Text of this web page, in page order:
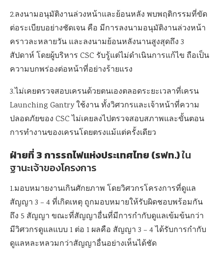
2.ลงนามอนุมัติงานล่วงหน้าและย้อนหลัง พบพฤติกรรมที่ขัด
ต่อระเบียบอย่างชัดเจน คือ มีการลงนามอนุมัติงานล่วงหน้า
คราวละหลายวัน และลงนามย้อนหลังนานสูงสุดถึง 3
สัปดาห์ โดยผู้บริหาร CSC รับรู้แต่ไม่ดำเนินการแก้ไข ถือเป็น
ความบกพร่องต่อหน้าที่อย่างร้ายแรง
3.ไม่เคยตรวจสอบเครนด้วยตนเองตลอดระยะเวลาที่เครน
Launching Gantry ใช้งาน ทั้งวิศวกรและเจ้าหน้าที่ความ
ปลอดภัยของ CSC ไม่เคยลงไปตรวจสอบสภาพและขั้นตอน
การทำงานของเครนโดยตรงแม้แต่ครั้งเดียว
ฝ่ายที่ 3 การรถไฟแห่งประเทศไทย (รฟท.)ใน
ฐานะเจ้าของโครงการ
1.มอบหมายงานเกินศักยภาพ โดยวิศวกรโครงการที่ดูแล
สัญญา 3 – 4 ที่เกิดเหตุ ถูกมอบหมายให้รับผิดชอบพร้อมกัน
ถึง 5 สัญญา ขณะที่สัญญาอื่นที่มีการกำกับดูแลเข้มข้นกว่า
มีวิศวกรดูแลแบบ 1 ต่อ 1 ผลคือ สัญญา 3 – 4 ได้รับการกำกับ
ดูแลหละหลวมกว่าสัญญาอื่นอย่างเห็นได้ชัด